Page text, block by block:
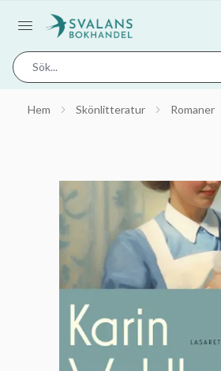
Hem Skönlitteratur Romaner